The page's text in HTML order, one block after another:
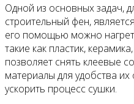
Одной из основных задач,
строительный фен,
его помощью можно
такие как пластик,
позволяет снять клеевые
материалы для удобства
ускорить процесс сушки.